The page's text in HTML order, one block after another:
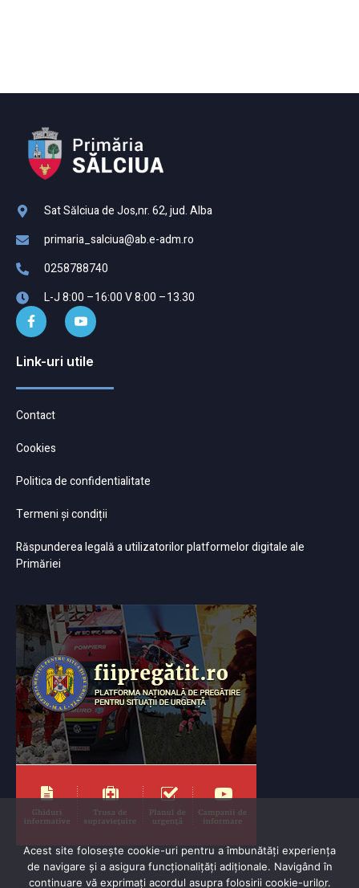
Sat Sălciua de Jos,nr. 62, jud. Alba
primaria_salciua@ab.e-adm.ro
0258788740
L-J 8:00 –16:00 V 8:00 –13.30
Link-uri utile
Contact
Cookies
Politica de confidentialitate
Termeni și condiții
Răspunderea legală a utilizatorilor platformelor digitale ale
Primăriei
Acest site folosește cookie-uri pentru a îmbunătăți experiența
de navigare și a asigura funcționalițăți adiționale. Navigând în
continuare vă exprimaţi acordul asupra folosirii cookie-urilor.